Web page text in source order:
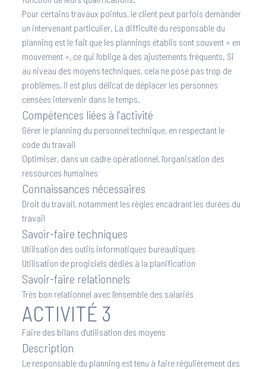
Pour certains travaux pointus, le client peut parfois demander
un intervenant particulier. La difficulté du responsable du
planning est le fait que les plannings établis sont souvent « en
mouvement », ce qui l'oblige à des ajustements fréquents. Si
au niveau des moyens techniques, cela ne pose pas trop de
problèmes, il est plus délicat de déplacer les personnes
censées intervenir dans le temps.
Compétences liées à l'activité
Gérer le planning du personnel technique, en respectant le
code du travail
Optimiser, dans un cadre opérationnel, l'organisation des
ressources humaines
Connaissances nécessaires
Droit du travail, notamment les règles encadrant les durées du
travail
Savoir-faire techniques
Utilisation des outils informatiques bureautiques
Utilisation de progiciels dédiés à la planification
Savoir-faire relationnels
Très bon relationnel avec l'ensemble des salariés
ACTIVITÉ 3
Faire des bilans d'utilisation des moyens
Description
Le responsable du planning est tenu à faire régulièrement des